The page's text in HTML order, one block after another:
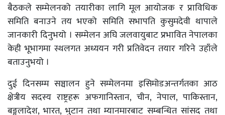
बैठकले सम्मेलनको तयारीका लागि मूल आयोजक र प्राविधिक
समिति बनाउने तय भएको समिति सभापति कुसुमदेवी थापाले
जानकारी दिनुभयो । सम्मेलन अघि जलवायुबाट प्रभावित नेपालका
केही भूभागमा स्थलगत अध्ययन गरी प्रतिवेदन तयार गरिने उहाँले
बताउनुभयो ।
दुई दिनसम्म सञ्चालन हुने सम्मेलनमा इसिमोडअन्तर्गतका आठ
क्षेत्रीय सदस्य राष्ट्रहरू अफगानिस्तान, चीन, नेपाल, पाकिस्तान,
बङ्गलादेश, भारत, भुटान तथा म्यानमारबाट सम्बन्धित सांसद तथा